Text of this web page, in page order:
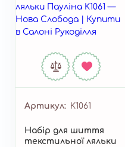
Артикул K1061
Набір для шиття
текстильної ляльки